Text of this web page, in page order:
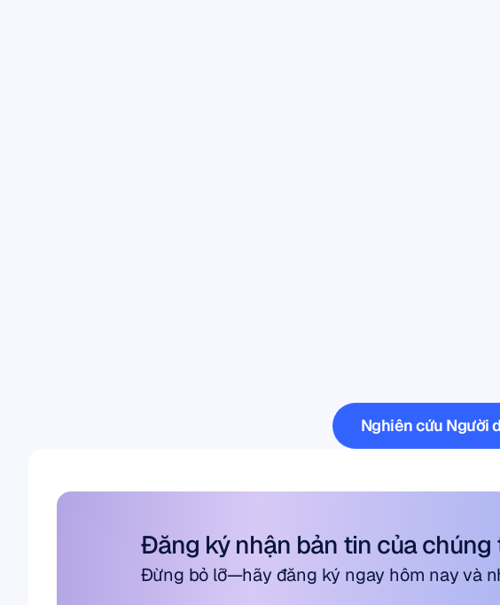
Nghiên cứu Người
Nghiên cứu Người
Đăng ký nhận bản tin của chúng
Đừng bỏ lỡ—hãy đăng ký ngay hôm nay và